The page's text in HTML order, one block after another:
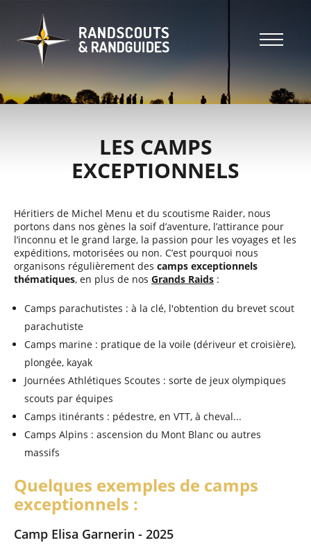
contenu
principal
Header
Main
navigation
Header
LES CAMPS
EXCEPTIONNELS
Héritiers de Michel Menu et du scoutisme Raider, nous
portons dans nos gènes la soif d’aventure, l’attirance pour
l’inconnu et le grand large, la passion pour les voyages et les
expéditions, motorisées ou non. C’est pourquoi nous
organisons régulièrement des camps exceptionnels
thématiques, en plus de nos Grands Raids :
Camps parachutistes : à la clé, l'obtention du brevet scout
parachutiste
Camps marine : pratique de la voile (dériveur et croisière),
plongée, kayak
Journées Athlétiques Scoutes : sorte de jeux olympiques
scouts par équipes
Camps itinérants : pédestre, en VTT, à cheval...
Camps Alpins : ascension du Mont Blanc ou autres
massifs
Quelques exemples de camps
exceptionnels :
Camp Elisa Garnerin - 2025